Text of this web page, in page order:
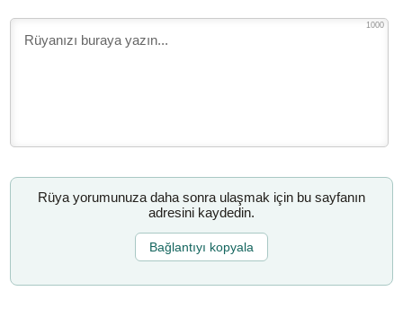
1000
Rüya yorumunuza daha sonra ulaşmak için bu sayfanın
adresini kaydedin.
Bağlantıyı kopyala